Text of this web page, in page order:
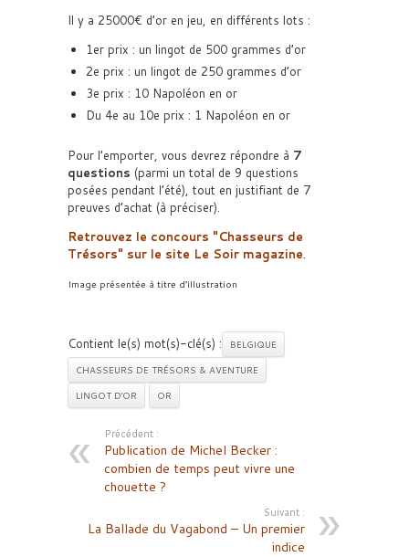
Il y a 25000€ d’or en jeu, en différents lots :
1er prix : un lingot de 500 grammes d’or
2e prix : un lingot de 250 grammes d’or
3e prix : 10 Napoléon en or
Du 4e au 10e prix : 1 Napoléon en or
Pour l’emporter, vous devrez répondre à 7
questions (parmi un total de 9 questions
posées pendant l’été), tout en justifiant de 7
preuves d’achat (à préciser).
Retrouvez le concours
Chasseurs de
Trésors
sur le site Le Soir magazine.
Image présentée à titre d’illustration
Contient le(s) mot(s)-clé(s) :
BELGIQUE
CHASSEURS DE TRÉSORS & AVENTURE
LINGOT D'OR
OR
Précédent :
Publication de Michel Becker :
combien de temps peut vivre une
chouette ?
Suivant :
La Ballade du Vagabond – Un premier
indice